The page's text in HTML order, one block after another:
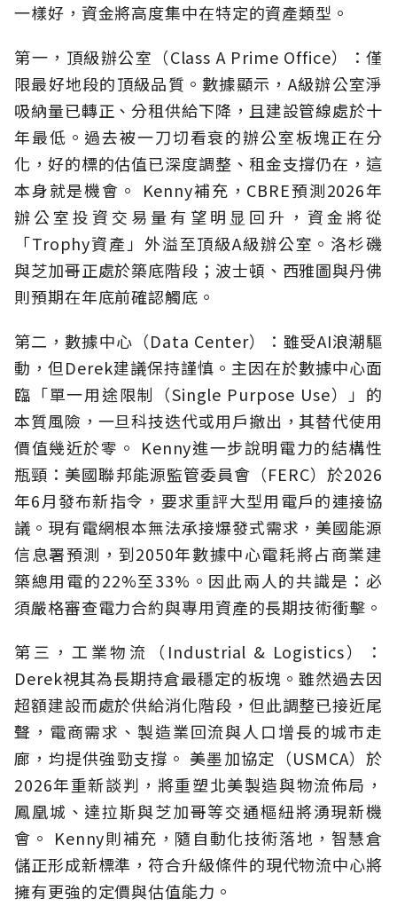
一樣好，資金將高度集中在特定的資產類型。
第一，頂級辦公室（Class A Prime Office）：僅
限最好地段的頂級品質。數據顯示，A級辦公室淨
吸納量已轉正、分租供給下降，且建設管線處於十
年最低。過去被一刀切看衰的辦公室板塊正在分
化，好的標的估值已深度調整、租金支撐仍在，這
本身就是機會。 Kenny補充，CBRE預測2026年
辦公室投資交易量有望明显回升，資金將從
「Trophy資產」外溢至頂級A級辦公室。洛杉磯
與芝加哥正處於築底階段；波士頓、西雅圖與丹佛
則預期在年底前確認觸底。
第二，數據中心（Data Center）：雖受AI浪潮驅
動，但Derek建議保持謹慎。主因在於數據中心面
臨「單一用途限制（Single Purpose Use）」的
本質風險，一旦科技迭代或用戶撤出，其替代使用
價值幾近於零。 Kenny進一步說明電力的結構性
瓶頸：美國聯邦能源監管委員會（FERC）於2026
年6月發布新指令，要求重評大型用電戶的連接協
議。現有電網根本無法承接爆發式需求，美國能源
信息署預測，到2050年數據中心電耗將占商業建
築總用電的22%至33%。因此兩人的共識是：必
須嚴格審查電力合約與專用資產的長期技術衝擊。
第三，工業物流（Industrial & Logistics）：
Derek視其為長期持倉最穩定的板塊。雖然過去因
超額建設而處於供給消化階段，但此調整已接近尾
聲，電商需求、製造業回流與人口增長的城市走
廊，均提供強勁支撐。 美墨加協定（USMCA）於
2026年重新談判，將重塑北美製造與物流佈局，
鳳凰城、達拉斯與芝加哥等交通樞紐將湧現新機
會。 Kenny則補充，隨自動化技術落地，智慧倉
儲正形成新標準，符合升級條件的現代物流中心將
擁有更強的定價與估值能力。